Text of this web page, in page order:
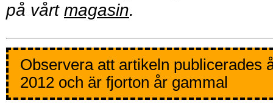
på vårt magasin.
Observera att artikeln publicerades
2012 och är fjorton år gammal